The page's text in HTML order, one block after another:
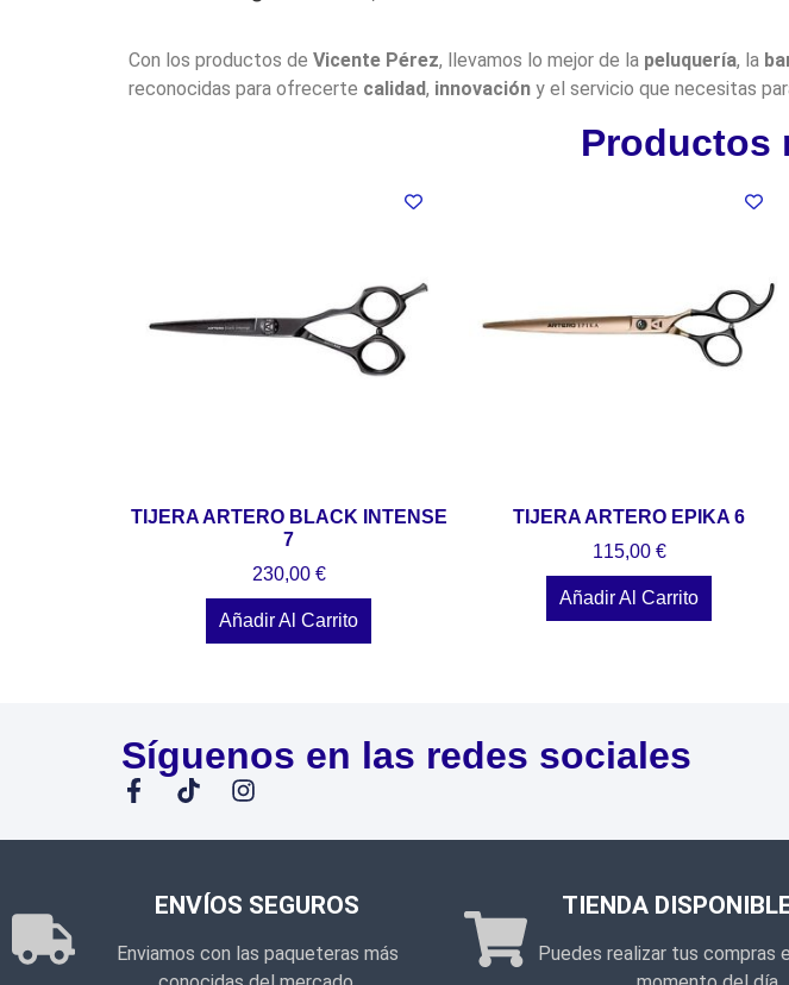
Con los productos de Vicente Pérez, llevamos lo mejor de la peluquería, la
reconocidas para ofrecerte calidad, innovacióny el servicio que necesitas
Productos
TIJERA ARTERO BLACK INTENSE
7
230,00 €
Añadir Al Carrito
TIJERA ARTERO EPIKA 6
115,00 €
Añadir Al Carrito
Síguenos en las redes sociales
ENVÍOS SEGUROS
Enviamos con las paqueteras más
TIENDA
Puedes realizar tus compras